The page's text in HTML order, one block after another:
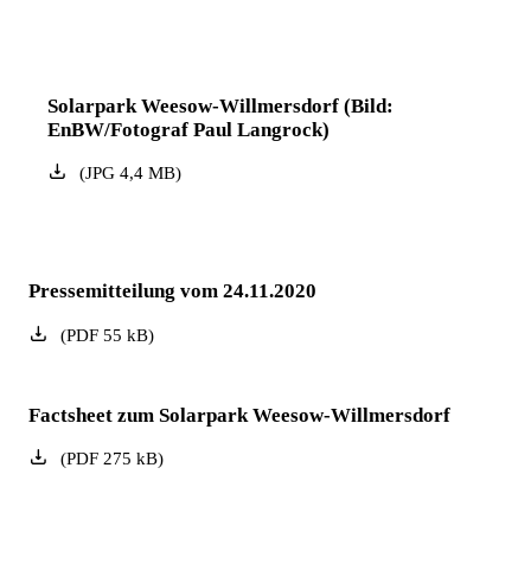
Solarpark Weesow-Willmersdorf (Bild:
EnBW/Fotograf Paul Langrock)
(JPG4,4 MB)
Pressemitteilung vom 24.11.2020
(PDF55 kB)
Factsheet zum Solarpark Weesow-Willmersdorf
(PDF275 kB)